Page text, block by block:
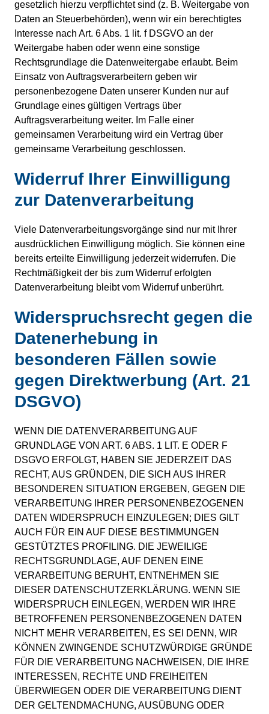
gesetzlich hierzu verpflichtet sind (z. B. Weitergabe von
Daten an Steuerbehörden), wenn wir ein berechtigtes
Interesse nach Art. 6 Abs. 1 lit. f DSGVO an der
Weitergabe haben oder wenn eine sonstige
Rechtsgrundlage die Datenweitergabe erlaubt. Beim
Einsatz von Auftragsverarbeitern geben wir
personenbezogene Daten unserer Kunden nur auf
Grundlage eines gültigen Vertrags über
Auftragsverarbeitung weiter. Im Falle einer
gemeinsamen Verarbeitung wird ein Vertrag über
gemeinsame Verarbeitung geschlossen.
Widerruf Ihrer Einwilligung
zur Datenverarbeitung
Viele Datenverarbeitungsvorgänge sind nur mit Ihrer
ausdrücklichen Einwilligung möglich. Sie können eine
bereits erteilte Einwilligung jederzeit widerrufen. Die
Rechtmäßigkeit der bis zum Widerruf erfolgten
Datenverarbeitung bleibt vom Widerruf unberührt.
Widerspruchsrecht gegen die
Datenerhebung in
besonderen Fällen sowie
gegen Direktwerbung (Art. 21
DSGVO)
WENN DIE DATENVERARBEITUNG AUF
GRUNDLAGE VON ART. 6 ABS. 1 LIT. E ODER F
DSGVO ERFOLGT, HABEN SIE JEDERZEIT DAS
RECHT, AUS GRÜNDEN, DIE SICH AUS IHRER
BESONDEREN SITUATION ERGEBEN, GEGEN DIE
VERARBEITUNG IHRER PERSONENBEZOGENEN
DATEN WIDERSPRUCH EINZULEGEN; DIES GILT
AUCH FÜR EIN AUF DIESE BESTIMMUNGEN
GESTÜTZTES PROFILING. DIE JEWEILIGE
RECHTSGRUNDLAGE, AUF DENEN EINE
VERARBEITUNG BERUHT, ENTNEHMEN SIE
DIESER DATENSCHUTZERKLÄRUNG. WENN SIE
WIDERSPRUCH EINLEGEN, WERDEN WIR IHRE
BETROFFENEN PERSONENBEZOGENEN DATEN
NICHT MEHR VERARBEITEN, ES SEI DENN, WIR
KÖNNEN ZWINGENDE SCHUTZWÜRDIGE GRÜNDE
FÜR DIE VERARBEITUNG NACHWEISEN, DIE IHRE
INTERESSEN, RECHTE UND FREIHEITEN
ÜBERWIEGEN ODER DIE VERARBEITUNG DIENT
DER GELTENDMACHUNG, AUSÜBUNG ODER